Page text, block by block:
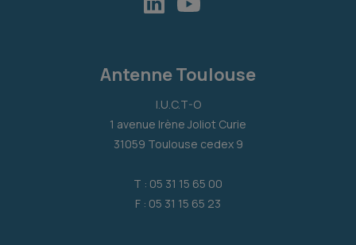
Antenne Toulouse
I.U.C.T-O
1 avenue Irène Joliot Curie
31059 Toulouse cedex 9
T : 05 31 15 65 00
F : 05 31 15 65 23